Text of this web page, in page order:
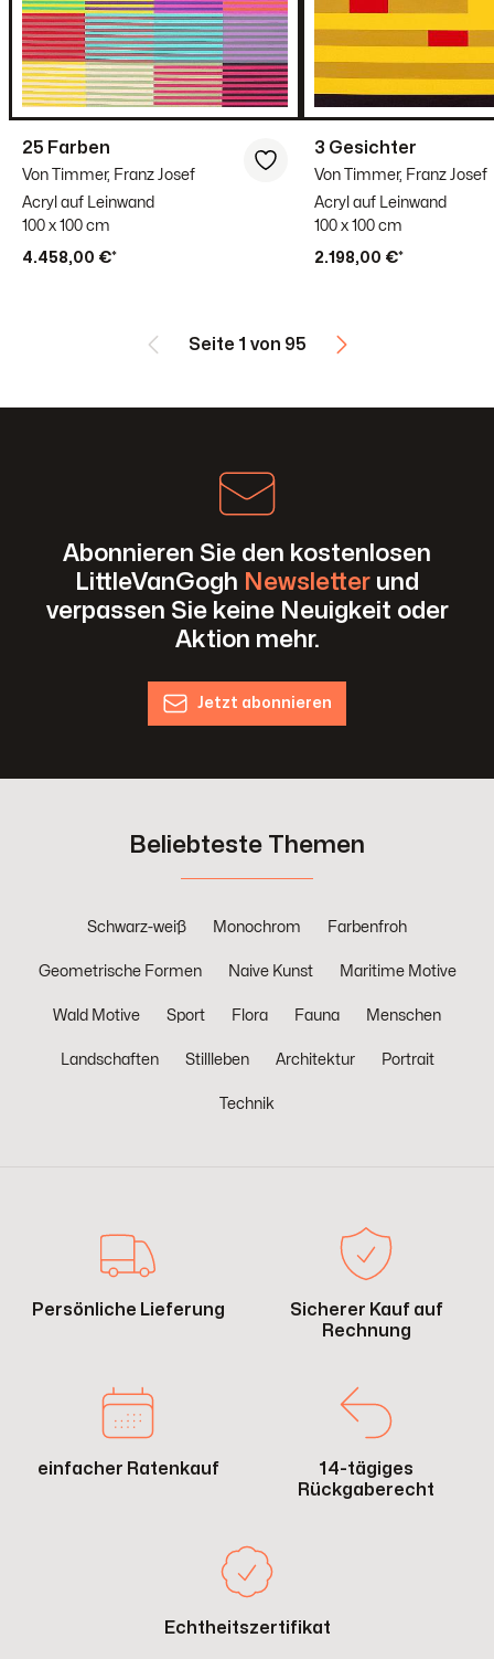
25 Farben
Von Timmer, Franz Josef
Acryl auf Leinwand
100 x 100 cm
4.458,00 €*
3 Gesichter
Von Timmer, Franz Josef
Acryl auf Leinwand
100 x 100 cm
2.198,00 €*
Seite 1 von 95
Abonnieren Sie den kostenlosen
LittleVanGogh Newsletter und
verpassen Sie keine Neuigkeit oder
Aktion mehr.
Jetzt abonnieren
Beliebteste Themen
Schwarz-weiß Monochrom Farbenfroh
Geometrische Formen Naive Kunst Maritime Motive
Wald Motive Sport Flora Fauna Menschen
Landschaften Stillleben Architektur Portrait
Technik
Persönliche Lieferung
Sicherer Kauf auf
Rechnung
einfacher Ratenkauf
14-tägiges
Rückgaberecht
Echtheitszertifikat